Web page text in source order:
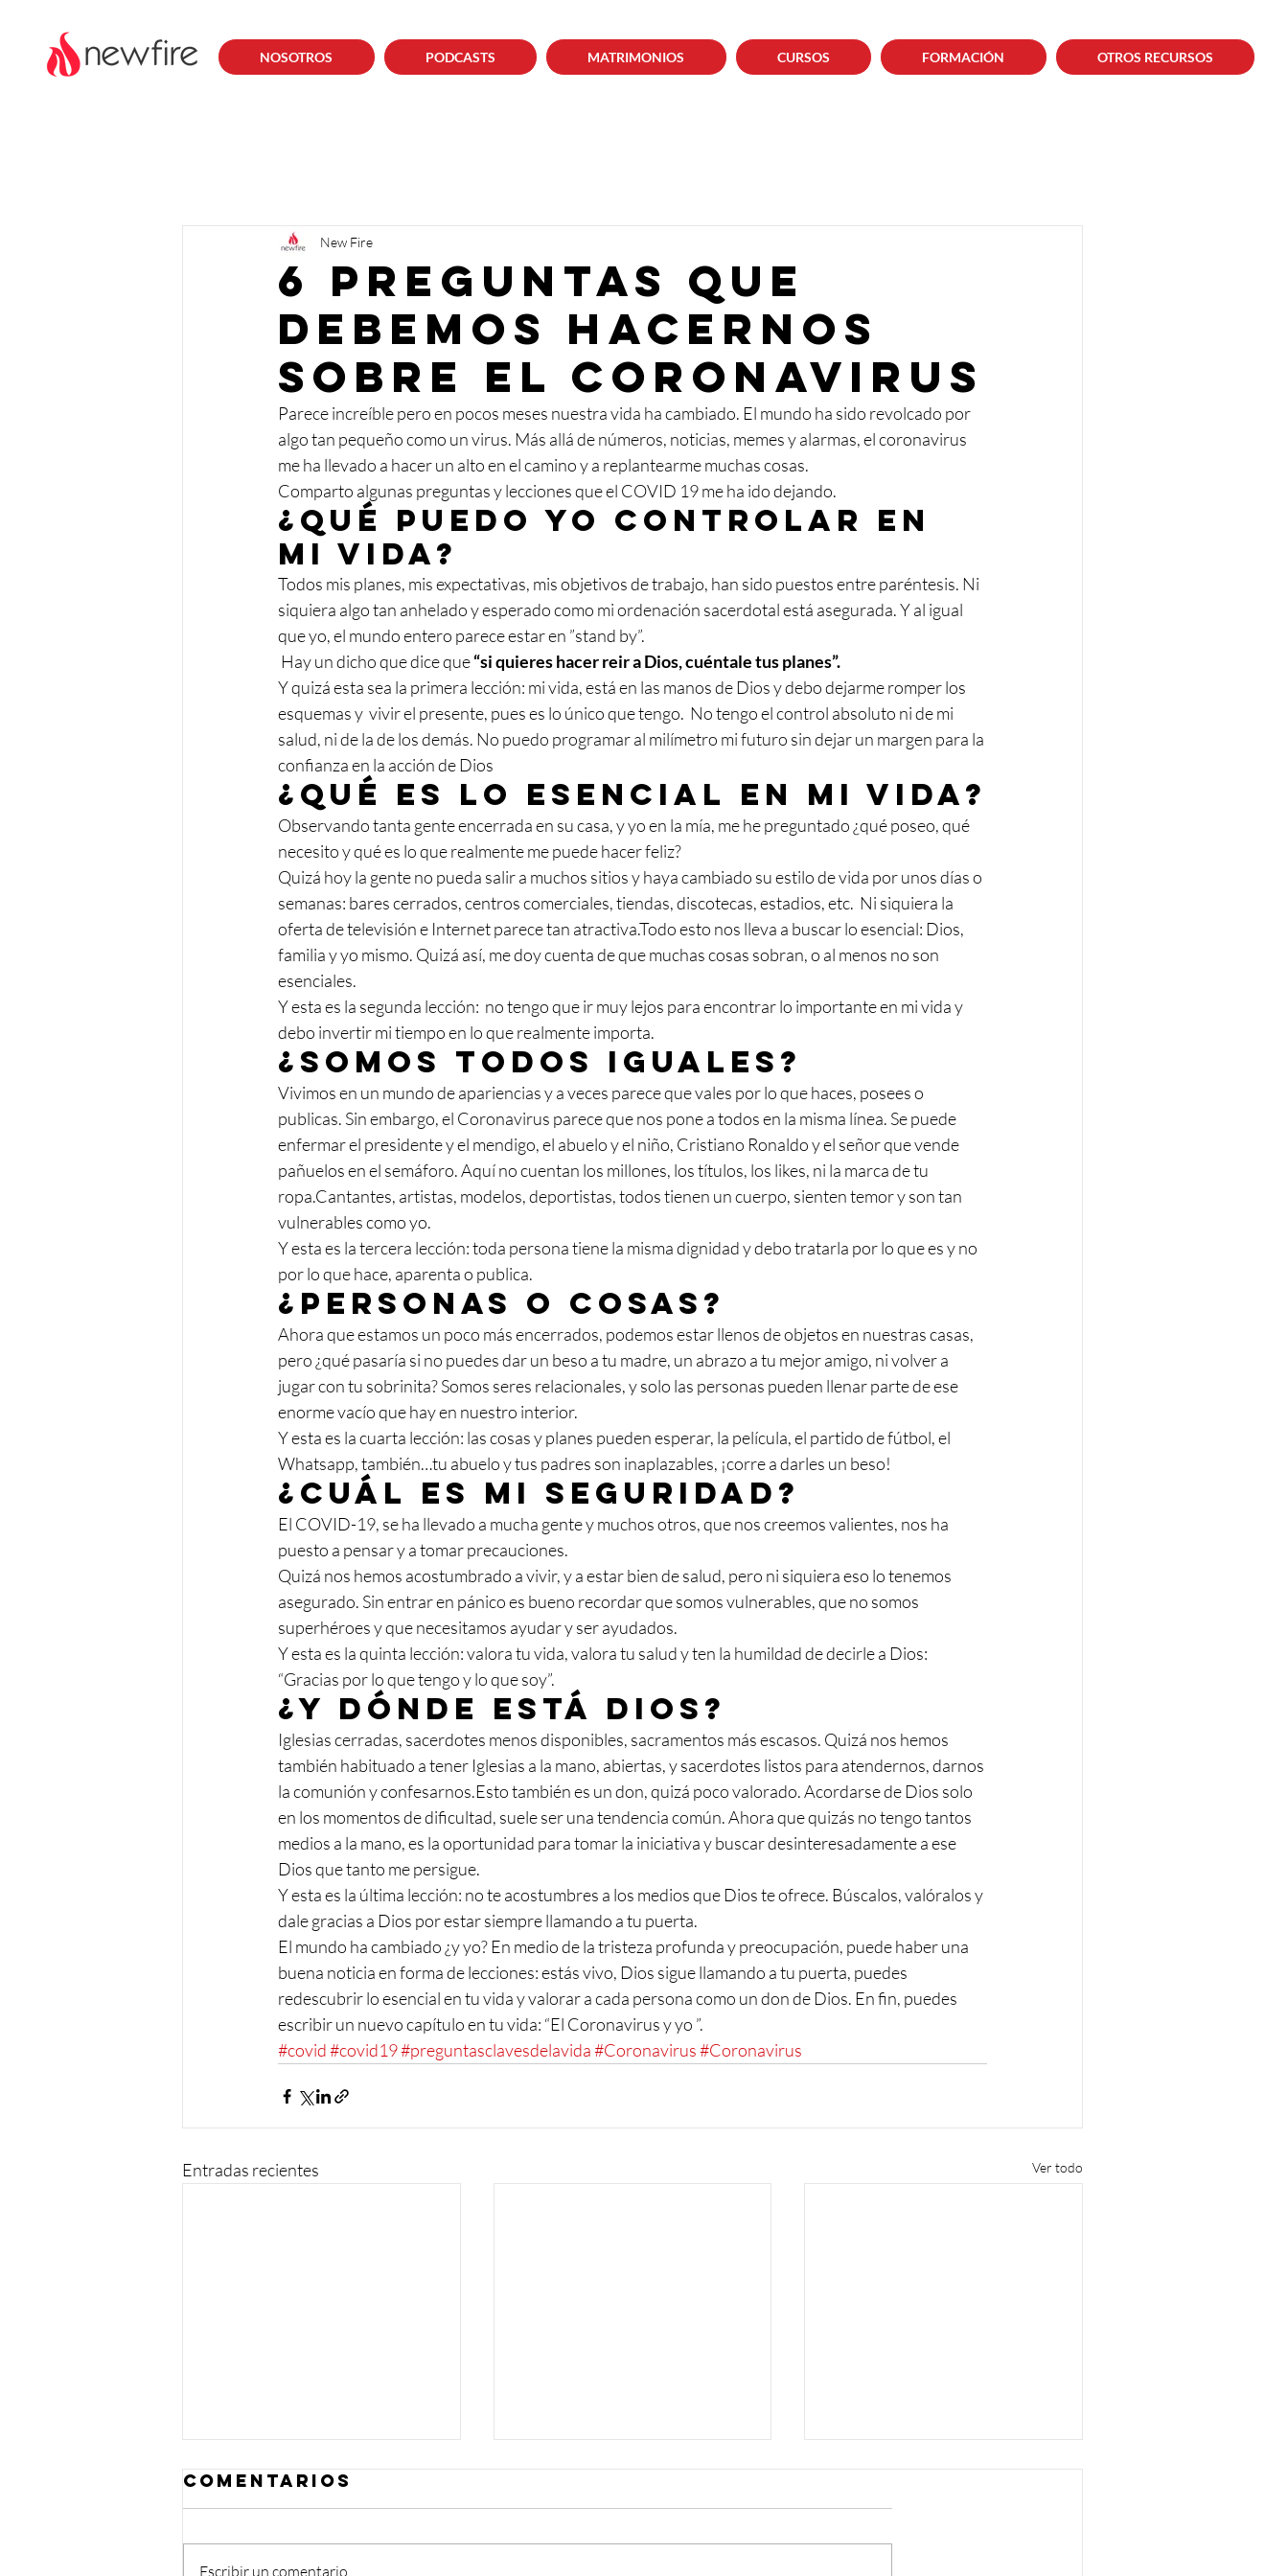
NOSOTROS PODCASTS MATRIMONIOS CURSOS FORMACIÓN OTROS RECURSOS
6 preguntas que
debemos hacernos
sobre el Coronavirus
New Fire
Parece increíble pero en pocos meses nuestra vida ha cambiado. El mundo ha sido revolcado por
algo tan pequeño como un virus. Más allá de números, noticias, memes y alarmas, el coronavirus
me ha llevado a hacer un alto en el camino y a replantearme muchas cosas.
Comparto algunas preguntas y lecciones que el COVID 19 me ha ido dejando.
¿Qué puedo yo controlar en
mi vida?
Todos mis planes, mis expectativas, mis objetivos de trabajo, han sido puestos entre paréntesis. Ni
siquiera algo tan anhelado y esperado como mi ordenación sacerdotal está asegurada. Y al igual
que yo, el mundo entero parece estar en ”stand by”.
Hay un dicho que dice que “si quieres hacer reir a Dios, cuéntale tus planes”.
Y quizá esta sea la primera lección: mi vida, está en las manos de Dios y debo dejarme romper los
esquemas y  vivir el presente, pues es lo único que tengo.  No tengo el control absoluto ni de mi
salud, ni de la de los demás. No puedo programar al milímetro mi futuro sin dejar un margen para la
confianza en la acción de Dios
¿Qué es lo esencial en mi vida?
Observando tanta gente encerrada en su casa, y yo en la mía, me he preguntado ¿qué poseo, qué
necesito y qué es lo que realmente me puede hacer feliz?
Quizá hoy la gente no pueda salir a muchos sitios y haya cambiado su estilo de vida por unos días o
semanas: bares cerrados, centros comerciales, tiendas, discotecas, estadios, etc.  Ni siquiera la
oferta de televisión e Internet parece tan atractiva.Todo esto nos lleva a buscar lo esencial: Dios,
familia y yo mismo. Quizá así, me doy cuenta de que muchas cosas sobran, o al menos no son
esenciales.
Y esta es la segunda lección:  no tengo que ir muy lejos para encontrar lo importante en mi vida y
debo invertir mi tiempo en lo que realmente importa.
¿Somos todos iguales?
Vivimos en un mundo de apariencias y a veces parece que vales por lo que haces, posees o
publicas. Sin embargo, el Coronavirus parece que nos pone a todos en la misma línea. Se puede
enfermar el presidente y el mendigo, el abuelo y el niño, Cristiano Ronaldo y el señor que vende
pañuelos en el semáforo. Aquí no cuentan los millones, los títulos, los likes, ni la marca de tu
ropa.Cantantes, artistas, modelos, deportistas, todos tienen un cuerpo, sienten temor y son tan
vulnerables como yo.
Y esta es la tercera lección: toda persona tiene la misma dignidad y debo tratarla por lo que es y no
por lo que hace, aparenta o publica.
¿Personas o cosas?
Ahora que estamos un poco más encerrados, podemos estar llenos de objetos en nuestras casas,
pero ¿qué pasaría si no puedes dar un beso a tu madre, un abrazo a tu mejor amigo, ni volver a
jugar con tu sobrinita? Somos seres relacionales, y solo las personas pueden llenar parte de ese
enorme vacío que hay en nuestro interior.
Y esta es la cuarta lección: las cosas y planes pueden esperar, la película, el partido de fútbol, el
Whatsapp, también…tu abuelo y tus padres son inaplazables, ¡corre a darles un beso!
¿Cuál es mi seguridad?
El COVID-19, se ha llevado a mucha gente y muchos otros, que nos creemos valientes, nos ha
puesto a pensar y a tomar precauciones.
Quizá nos hemos acostumbrado a vivir, y a estar bien de salud, pero ni siquiera eso lo tenemos
asegurado. Sin entrar en pánico es bueno recordar que somos vulnerables, que no somos
superhéroes y que necesitamos ayudar y ser ayudados.
Y esta es la quinta lección: valora tu vida, valora tu salud y ten la humildad de decirle a Dios:
“Gracias por lo que tengo y lo que soy”.
¿Y dónde está Dios?
Iglesias cerradas, sacerdotes menos disponibles, sacramentos más escasos. Quizá nos hemos
también habituado a tener Iglesias a la mano, abiertas, y sacerdotes listos para atendernos, darnos
la comunión y confesarnos.Esto también es un don, quizá poco valorado. Acordarse de Dios solo
en los momentos de dificultad, suele ser una tendencia común. Ahora que quizás no tengo tantos
medios a la mano, es la oportunidad para tomar la iniciativa y buscar desinteresadamente a ese
Dios que tanto me persigue.
Y esta es la última lección: no te acostumbres a los medios que Dios te ofrece. Búscalos, valóralos y
dale gracias a Dios por estar siempre llamando a tu puerta.
El mundo ha cambiado ¿y yo? En medio de la tristeza profunda y preocupación, puede haber una
buena noticia en forma de lecciones: estás vivo, Dios sigue llamando a tu puerta, puedes
redescubrir lo esencial en tu vida y valorar a cada persona como un don de Dios. En fin, puedes
escribir un nuevo capítulo en tu vida: “El Coronavirus y yo ”.
#covid#covid19#preguntasclavesdelavida#Coronavirus#Coronavirus
Entradas recientes Ver todo
Comentarios
Escribir un comentario...